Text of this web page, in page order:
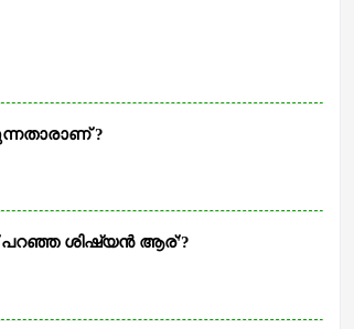
?
പറഞ്ഞ ശിഷ്യന്‍ ആര്'?